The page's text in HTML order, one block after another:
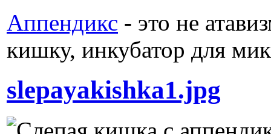
Аппендикс - это не
кишку, инкубатор для
slepayakishka1.jpg